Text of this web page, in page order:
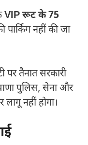
VIP रूट के 75
पार्किंग नहीं की जा
तैनात सरकारी
पुलिस, सेना और
नहीं होगा।